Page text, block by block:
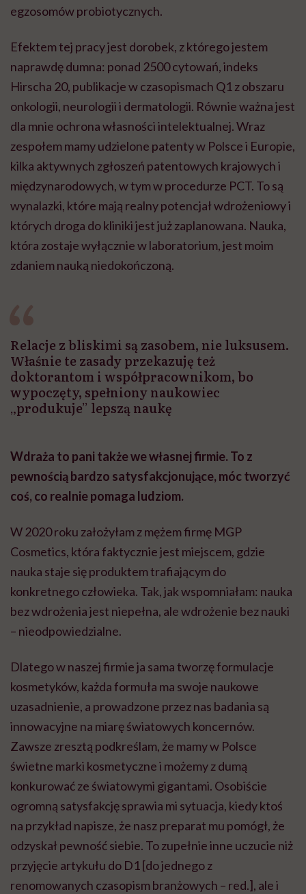
egzosomów probiotycznych.
Efektem tej pracy jest dorobek, z którego jestem
naprawdę dumna: ponad 2500 cytowań, indeks
Hirscha 20, publikacje w czasopismach Q1 z obszaru
onkologii, neurologii i dermatologii. Równie ważna jest
dla mnie ochrona własności intelektualnej. Wraz
zespołem mamy udzielone patenty w Polsce i Europie,
kilka aktywnych zgłoszeń patentowych krajowych i
międzynarodowych, w tym w procedurze PCT. To są
wynalazki, które mają realny potencjał wdrożeniowy i
których droga do kliniki jest już zaplanowana. Nauka,
która zostaje wyłącznie w laboratorium, jest moim
zdaniem nauką niedokończoną.
Relacje z bliskimi są zasobem, nie luksusem.
Właśnie te zasady przekazuję też
doktorantom i współpracownikom, bo
wypoczęty, spełniony naukowiec
„produkuje” lepszą naukę
Wdraża to pani także we własnej firmie. To z
pewnością bardzo satysfakcjonujące, móc tworzyć
coś, co realnie pomaga ludziom.
W 2020 roku założyłam z mężem firmę MGP
Cosmetics, która faktycznie jest miejscem, gdzie
nauka staje się produktem trafiającym do
konkretnego człowieka. Tak, jak wspomniałam: nauka
bez wdrożenia jest niepełna, ale wdrożenie bez nauki
– nieodpowiedzialne.
Dlatego w naszej firmie ja sama tworzę formulacje
kosmetyków, każda formuła ma swoje naukowe
uzasadnienie, a prowadzone przez nas badania są
innowacyjne na miarę światowych koncernów.
Zawsze zresztą podkreślam, że mamy w Polsce
świetne marki kosmetyczne i możemy z dumą
konkurować ze światowymi gigantami. Osobiście
ogromną satysfakcję sprawia mi sytuacja, kiedy ktoś
na przykład napisze, że nasz preparat mu pomógł, że
odzyskał pewność siebie. To zupełnie inne uczucie niż
przyjęcie artykułu do D1 [do jednego z
renomowanych czasopism branżowych – red.], ale i